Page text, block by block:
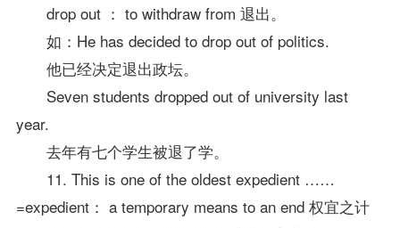
drop out ： to withdraw from 退出。
如：He has decided to drop out of politics.
他已经决定退出政坛。
Seven students dropped out of university last
year.
去年有七个学生被退了学。
11. This is one of the oldest expedient ……
=expedient： a temporary means to an end 权宜之计